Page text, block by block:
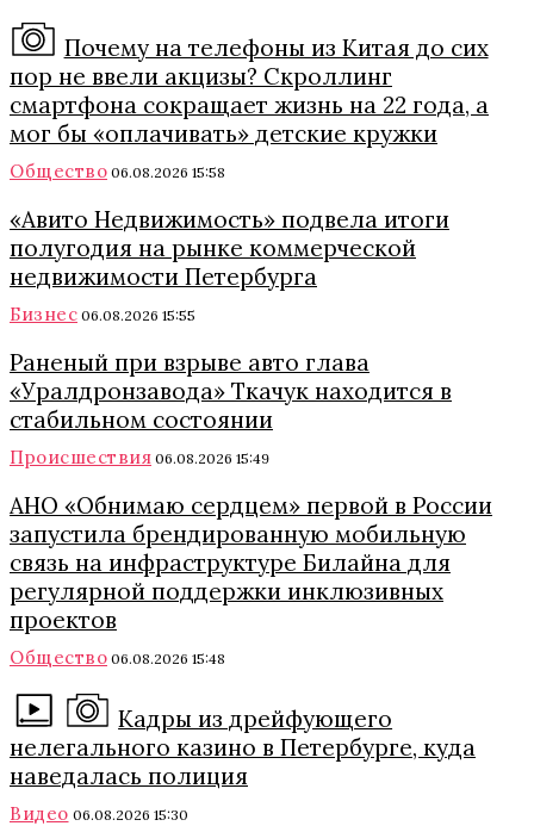
Почему на телефоны из Китая до сих
пор не ввели акцизы? Скроллинг
смартфона сокращает жизнь на 22 года, а
мог бы «оплачивать» детские кружки
Общество 06.08.2026 15:58
«Авито Недвижимость» подвела итоги
полугодия на рынке коммерческой
недвижимости Петербурга
Бизнес 06.08.2026 15:55
Раненый при взрыве авто глава
«Уралдронзавода» Ткачук находится в
стабильном состоянии
Происшествия 06.08.2026 15:49
АНО «Обнимаю сердцем» первой в России
запустила брендированную мобильную
связь на инфраструктуре Билайна для
регулярной поддержки инклюзивных
проектов
Общество 06.08.2026 15:48
Кадры из дрейфующего
нелегального казино в Петербурге, куда
наведалась полиция
Видео 06.08.2026 15:30